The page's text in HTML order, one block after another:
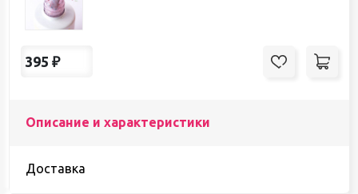
395 ₽
Описание и характеристики
Доставка